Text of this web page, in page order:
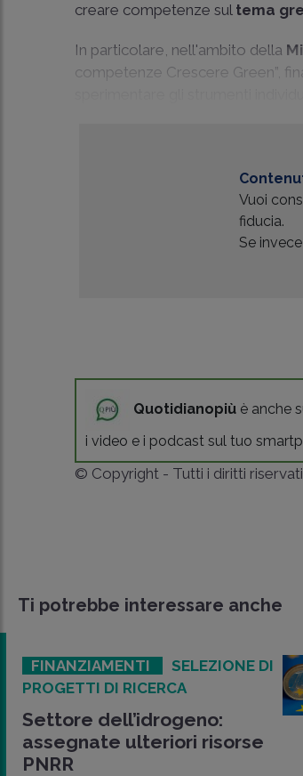
creare competenze sul tema
In particolare, nell'ambito della
competenze Crescere Green”,
Vuoi
fiducia.
Se
Quotidianopiù è anche
i video e i podcast sul tuo
© Copyright - Tutti i diritti
Ti potrebbe interessare anche
FINANZIAMENTI
SELEZIONE DI
PROGETTI DI RICERCA
Settore dell’idrogeno:
assegnate ulteriori risorse
PNRR